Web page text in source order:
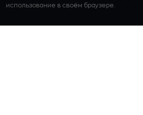
использование в своём браузере.